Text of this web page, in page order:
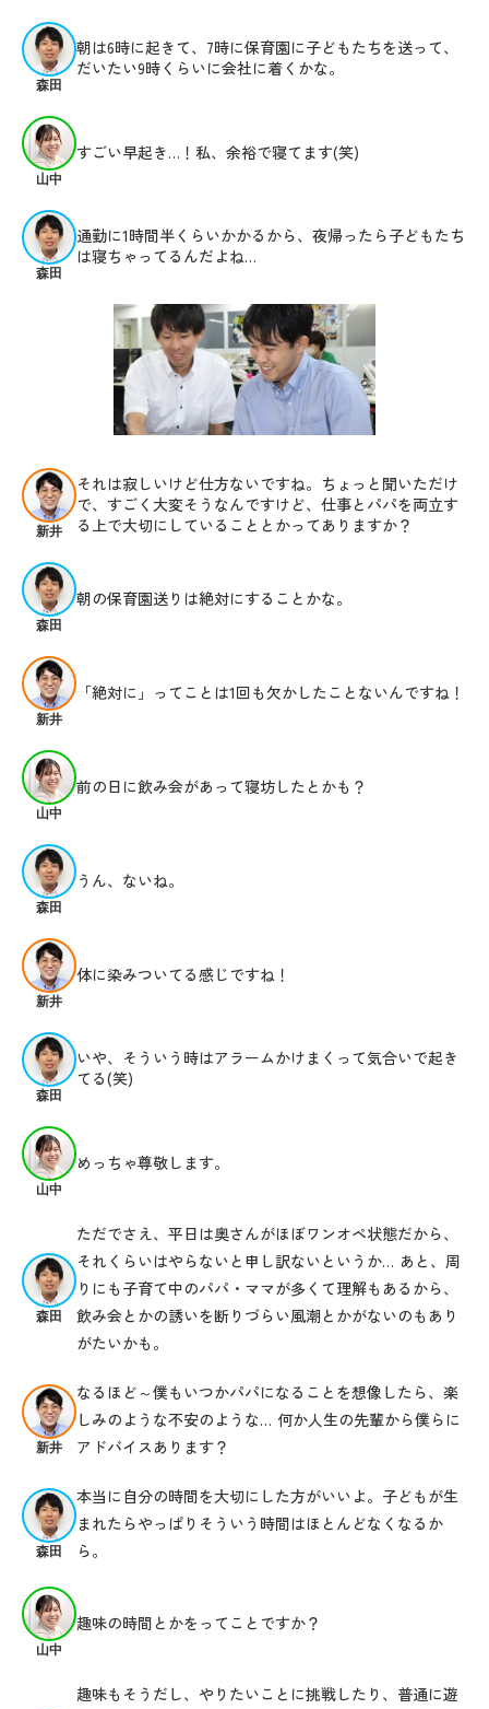
森田
朝は6時に起きて、7時に保育園に子どもたちを送って、
だいたい9時くらいに会社に着くかな。
山中
すごい早起き…！私、余裕で寝てます(笑)
森田
通勤に1時間半くらいかかるから、夜帰ったら子どもたち
は寝ちゃってるんだよね…
新井
それは寂しいけど仕方ないですね。ちょっと聞いただけ
で、すごく大変そうなんですけど、仕事とパパを両立す
る上で大切にしていることとかってありますか？
森田
朝の保育園送りは絶対にすることかな。
新井
「絶対に」ってことは1回も欠かしたことないんですね！
山中
前の日に飲み会があって寝坊したとかも？
森田
うん、ないね。
新井
体に染みついてる感じですね！
森田
いや、そういう時はアラームかけまくって気合いで起き
てる(笑)
山中
めっちゃ尊敬します。
森田
ただでさえ、平日は奥さんがほぼワンオペ状態だから、
それくらいはやらないと申し訳ないというか… あと、周
りにも子育て中のパパ・ママが多くて理解もあるから、
飲み会とかの誘いを断りづらい風潮とかがないのもあり
がたいかも。
新井
なるほど～僕もいつかパパになることを想像したら、楽
しみのような不安のような… 何か人生の先輩から僕らに
アドバイスあります？
森田
本当に自分の時間を大切にした方がいいよ。子どもが生
まれたらやっぱりそういう時間はほとんどなくなるか
ら。
山中
趣味の時間とかをってことですか？
趣味もそうだし、やりたいことに挑戦したり、普通に遊